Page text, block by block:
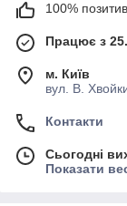
100%
Працює з
м. Київ
вул. В.
Контакти
Сьогодні
Показати